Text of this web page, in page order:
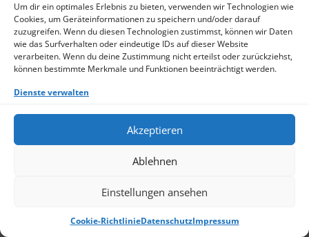
Um dir ein optimales Erlebnis zu bieten, verwenden wir Technologien wie
Cookies, um Geräteinformationen zu speichern und/oder darauf
zuzugreifen. Wenn du diesen Technologien zustimmst, können wir Daten
wie das Surfverhalten oder eindeutige IDs auf dieser Website
verarbeiten. Wenn du deine Zustimmung nicht erteilst oder zurückziehst,
können bestimmte Merkmale und Funktionen beeinträchtigt werden.
Dienste verwalten
Akzeptieren
Ablehnen
Einstellungen ansehen
Cookie-RichtlinieDatenschutzImpressum
VDMA e.V. Verfahrenstechnische Maschinen